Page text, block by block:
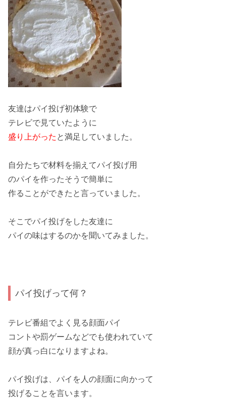
友達はパイ投げ初体験で
テレビで見ていたように
盛り上がった と満足していました。
自分たちで材料を揃えてパイ投げ用
のパイを作ったそうで簡単に
作ることができたと言っていました。
そこでパイ投げをした友達に
パイの味はするのかを聞いてみました。
パイ投げって何？
テレビ番組でよく見る顔面パイ
コントや罰ゲームなどでも使われていて
顔が真っ白になりますよね。
パイ投げは、パイを人の顔面に向かって
投げることを言います。